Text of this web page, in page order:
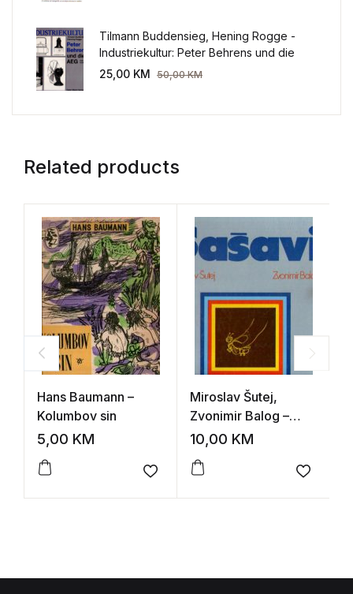
Tilmann Buddensieg, Hening Rogge -
Industriekultur: Peter Behrens und die
AEG 1907-1914.
25,00 KM 50,00KM
Related products
Hans Baumann –
Kolumbov sin
5,00 KM
Add to wishlist
Miroslav Šutej,
Zvonimir Balog –
Šašavi
10,00 KM
Add to